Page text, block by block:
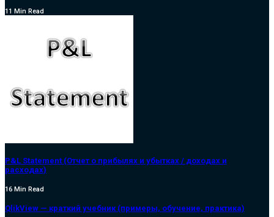
11 Min Read
P&L Statement (Отчет о прибылях и убытках / доходах и
расходах)
16 Min Read
QlikView — краткий учебник (примеры, обучение, практика)